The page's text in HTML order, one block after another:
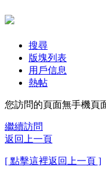
搜尋
版塊列表
用戶信息
熱帖
您訪問的頁面無手機頁
繼續訪問
返回上一頁
[ 點擊這裡返回上一頁 ]